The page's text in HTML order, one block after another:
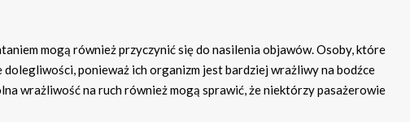
mogą również przyczynić się do nasilenia objawów. Osoby, które
ponieważ ich organizm jest bardziej wrażliwy na bodźce
wrażliwość na ruch również mogą sprawić, że niektórzy pasażerowie